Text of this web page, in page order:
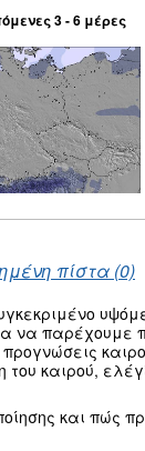
3 - 6 μέρες
πίστα (0)
να παρέχουμε
καιρού,
και πώς